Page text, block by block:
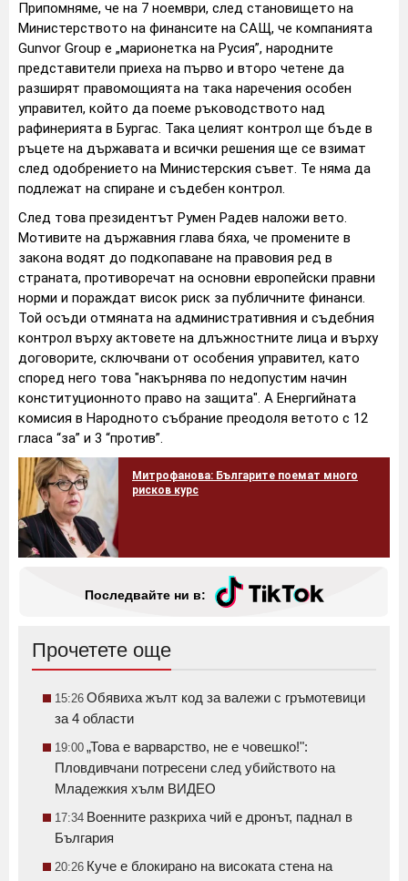
Припомняме, че на 7 ноември, след становището на
Министерството на финансите на САЩ, че компанията
Gunvor Group е „марионетка на Русия”, народните
представители приеха на първо и второ четене да
разширят правомощията на така наречения особен
управител, който да поеме ръководството над
рафинерията в Бургас. Така целият контрол ще бъде в
ръцете на държавата и всички решения ще се взимат
след одобрението на Министерския съвет. Те няма да
подлежат на спиране и съдебен контрол.
След това президентът Румен Радев наложи вето.
Мотивите на държавния глава бяха, че промените в
закона водят до подкопаване на правовия ред в
страната, противоречат на основни европейски правни
норми и пораждат висок риск за публичните финанси.
Той осъди отмяната на административния и съдебния
контрол върху актовете на длъжностните лица и върху
договорите, сключвани от особения управител, като
според него това "накърнява по недопустим начин
конституционното право на защита". А Енергийната
комисия в Народното събрание преодоля ветото с 12
гласа “за” и 3 “против”.
Митрофанова: Българите поемат много
рисков курс
Последвайте ни в:
Прочетете още
15:26 Обявиха жълт код за валежи с гръмотевици
за 4 области
19:00 „Това е варварство, не е човешко!":
Пловдивчани потресени след убийството на
Младежкия хълм ВИДЕО
17:34 Военните разкриха чий е дронът, паднал в
България
20:26 Куче е блокирано на високата стена на